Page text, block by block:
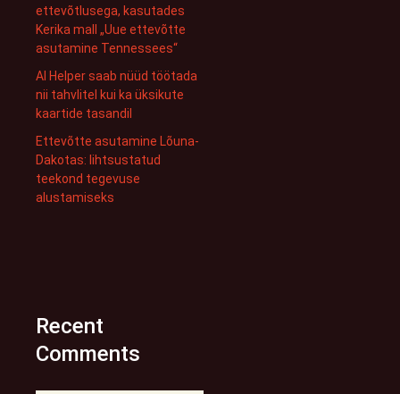
ettevõtlusega, kasutades
Kerika mall „Uue ettevõtte
asutamine Tennessees“
AI Helper saab nüüd töötada
nii tahvlitel kui ka üksikute
kaartide tasandil
Ettevõtte asutamine Lõuna-
Dakotas: lihtsustatud
teekond tegevuse
alustamiseks
Recent
Comments